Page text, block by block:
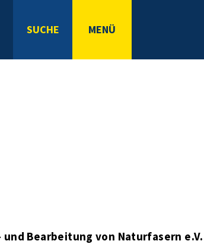
SUCHE MENÜ
Bearbeitung von Naturfasern e.V.